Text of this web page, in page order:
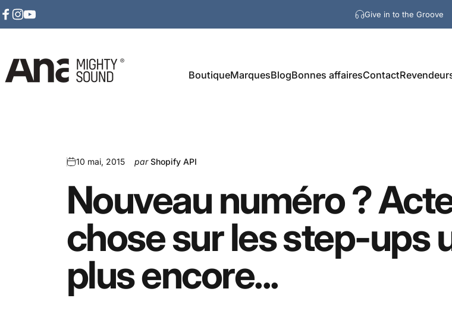
Passer au contenu
Give in to the Groove
Ana Mighty Sound BoutiqueMarquesBlogBonnes affairesContact
10 mai, 2015 parShopify API
Nouveaunuméro?
chosesurlesstep-ups
plusencore...